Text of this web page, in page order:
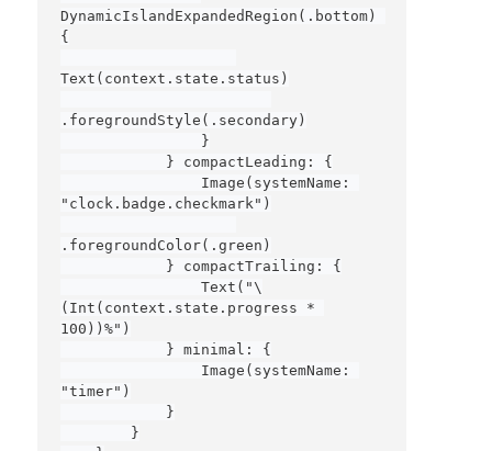
DynamicIslandExpandedRegion(.bottom)
{
Text(context.state.status)
.foregroundStyle(.secondary)
"clock.badge.checkmark")
.foregroundColor(.green)
                Text("\
(Int(context.state.progress *
100))%")
"timer")